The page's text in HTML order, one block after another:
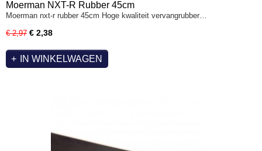
Moerman NXT-R Rubber 45cm
Moerman nxt-r rubber 45cm Hoge kwaliteit vervangrubber…
€ 2,97 € 2,38
IN WINKELWAGEN